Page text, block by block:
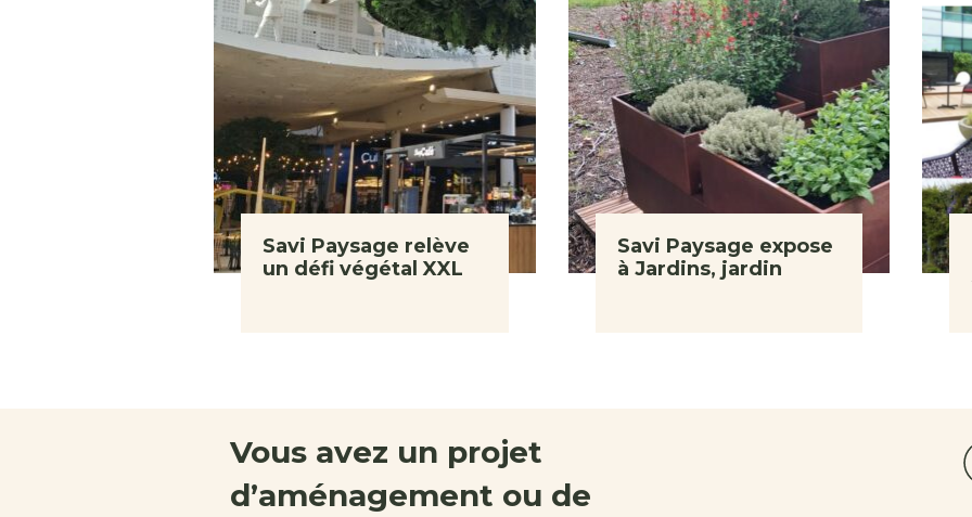
Savi Paysage relève
un défi végétal XXL
Savi Paysage expose
à Jardins, jardin
Vous avez un projet
d’aménagement ou de